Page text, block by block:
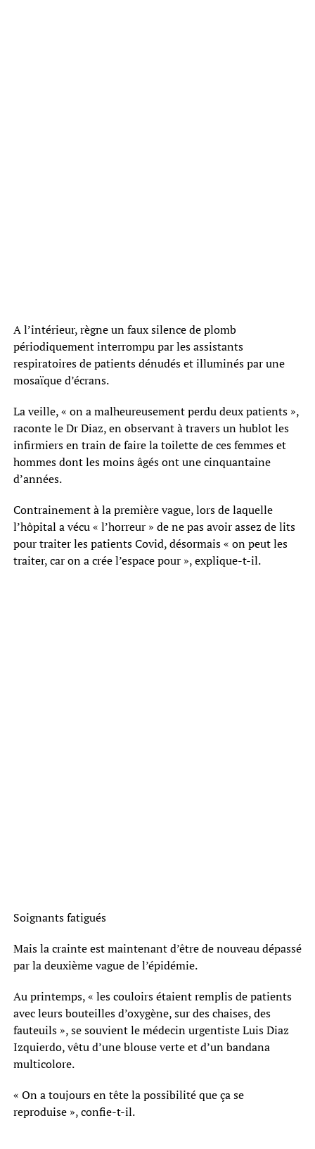
A l’intérieur, règne un faux silence de plomb
périodiquement interrompu par les assistants
respiratoires de patients dénudés et illuminés par une
mosaïque d’écrans.
La veille, « on a malheureusement perdu deux patients »,
raconte le Dr Diaz, en observant à travers un hublot les
infirmiers en train de faire la toilette de ces femmes et
hommes dont les moins âgés ont une cinquantaine
d’années.
Contrainement à la première vague, lors de laquelle
l’hôpital a vécu « l’horreur » de ne pas avoir assez de lits
pour traiter les patients Covid, désormais « on peut les
traiter, car on a crée l’espace pour », explique-t-il.
Soignants fatigués
Mais la crainte est maintenant d’être de nouveau dépassé
par la deuxième vague de l’épidémie.
Au printemps, « les couloirs étaient remplis de patients
avec leurs bouteilles d’oxygène, sur des chaises, des
fauteuils », se souvient le médecin urgentiste Luis Diaz
Izquierdo, vêtu d’une blouse verte et d’un bandana
multicolore.
« On a toujours en tête la possibilité que ça se
reproduise », confie-t-il.